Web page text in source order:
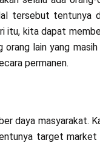
tersebut tentunya
itu, kita dapat
orang lain yang
permanen.
daya masyarakat.
target market